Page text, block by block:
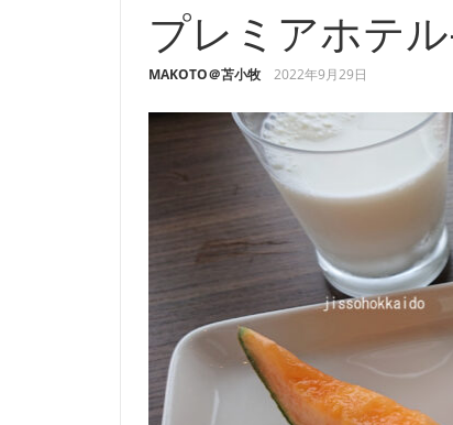
プレミアホテ
MAKOTO＠苫小牧 2022年9月29日